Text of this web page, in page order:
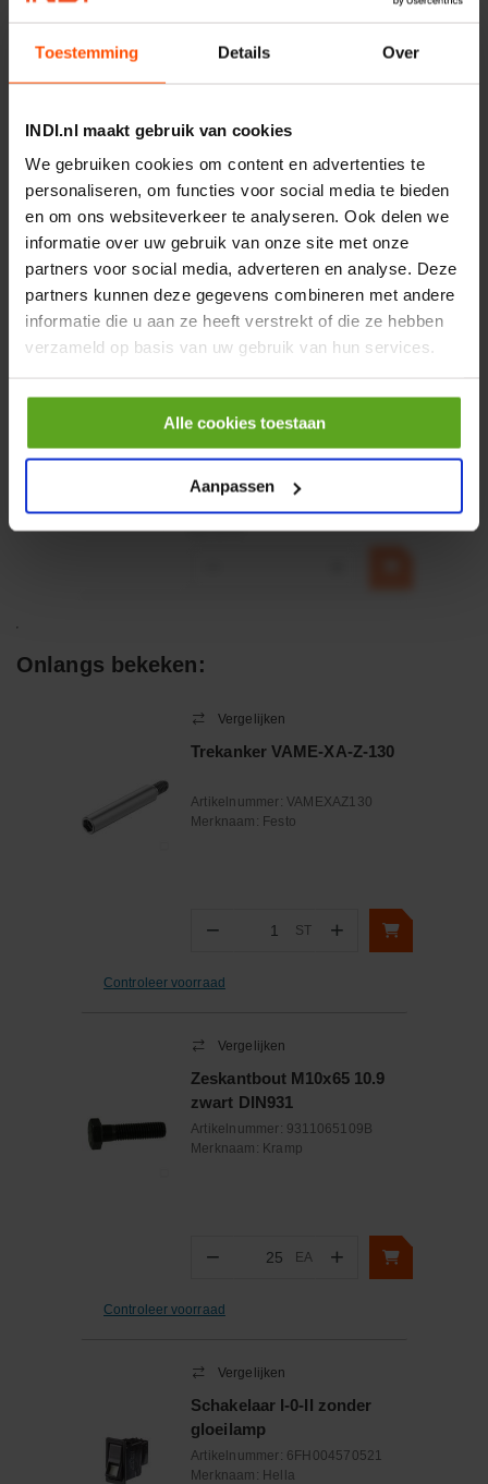
Toestemming Details Over
INDI.nl maakt gebruik van cookies
We gebruiken cookies om content en advertenties te
personaliseren, om functies voor social media te bieden
en om ons websiteverkeer te analyseren. Ook delen we
informatie over uw gebruik van onze site met onze
partners voor social media, adverteren en analyse. Deze
partners kunnen deze gegevens combineren met andere
informatie die u aan ze heeft verstrekt of die ze hebben
verzameld op basis van uw gebruik van hun services.
Alle cookies toestaan
Aanpassen
€ 219,68
Rotator CPR 5-01 50kN
4mm x Ø17mm
Artikelnummer:
Baltrotors
€ 19,99
incl. BTW
− +
0,25KW
Merknaam:Emmegi
€ 32,50
incl. BTW
Onlangs bekeken:
Vergelijken
Trekanker VAME-XA-Z-130
Artikelnummer: VAMEXAZ130
Merknaam: Festo
− Aantal
ST +
Controleer voorraad
Vergelijken
Zeskantbout M10x65 10.9
zwart DIN931
Artikelnummer: 9311065109B
Merknaam: Kramp
− Aantal
EA +
Controleer voorraad
Vergelijken
Schakelaar I-0-II zonder
gloeilamp
Artikelnummer: 6FH004570521
Merknaam: Hella